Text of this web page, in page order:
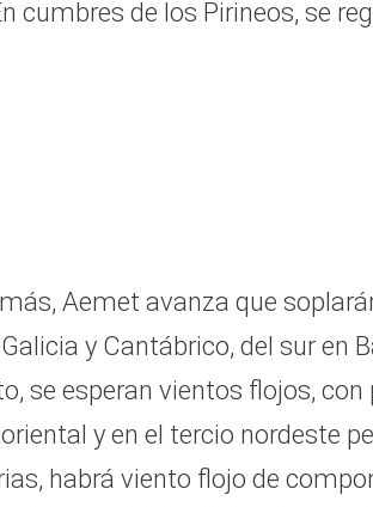
cumbres de los Pirineos, se
Aemet avanza que
y Cantábrico, del sur en
se esperan vientos flojos,
y en el tercio nordeste
habrá viento flojo de